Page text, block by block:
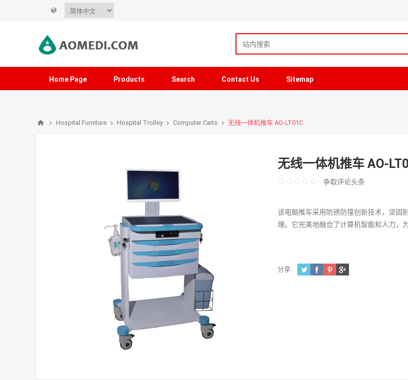
Home Page Products Search Contact Us Sitemap
Hospital Furniture Hospital Trolley Computer Carts 无线一体机推车 AO-LT01C
无线一体机推车 AO-
争取评论头条
该电脑推车采用防锈防撞创新技术，坚固
理。它完美地融合了计算机智能和人力，
分享: